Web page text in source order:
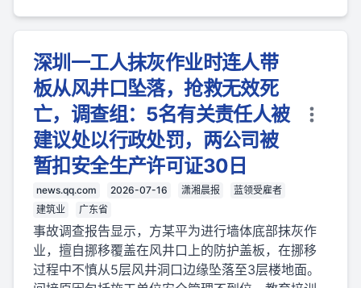
深圳一工人抹灰作业时连人带
板从风井口坠落，抢救无效死
亡，调查组：5名有关责任人被
建议处以行政处罚，两公司被
暂扣安全生产许可证30日
news.qq.com 2026-07-16 潇湘晨报
蓝领受雇者
建筑业
广东省
事故调查报告显示，方某平为进行墙体底部抹灰作
业，擅自挪移覆盖在风井口上的防护盖板，在挪移
过程中不慎从5层风井洞口边缘坠落至3层楼地面。